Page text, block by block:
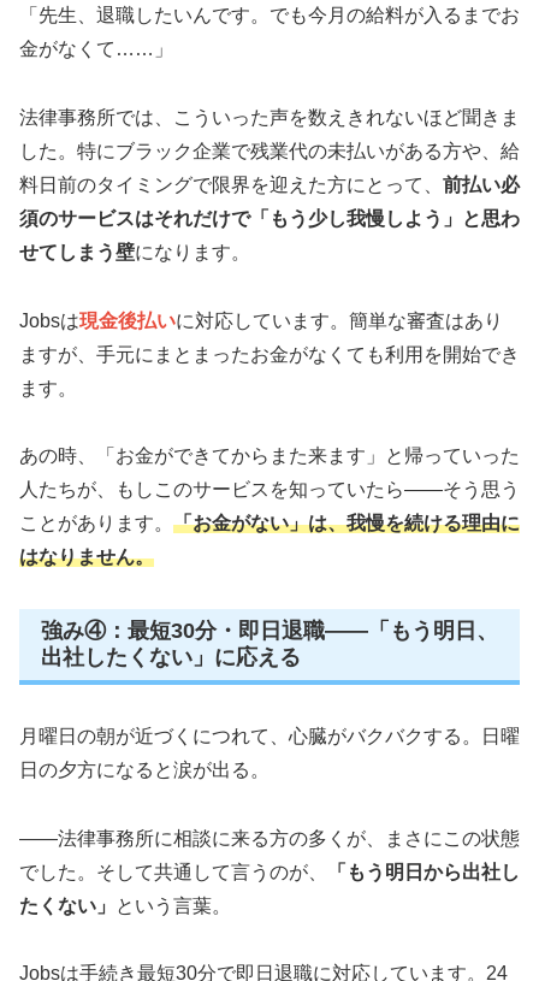
「先生、退職したいんです。でも今月の給料が入るまでお
金がなくて……」
法律事務所では、こういった声を数えきれないほど聞きま
した。特にブラック企業で残業代の未払いがある方や、給
料日前のタイミングで限界を迎えた方にとって、 前払い必
須のサービスはそれだけで「もう少し我慢しよう」と思わ
せてしまう壁になります。
Jobsは現金後払いに対応しています。簡単な審査はあり
ますが、手元にまとまったお金がなくても利用を開始でき
ます。
あの時、「お金ができてからまた来ます」と帰っていった
人たちが、もしこのサービスを知っていたら——そう思う
ことがあります。 「お金がない」は、我慢を続ける理由に
はなりません。
強み④：最短30分・即日退職——「もう明日、
出社したくない」に応える
月曜日の朝が近づくにつれて、心臓がバクバクする。日曜
日の夕方になると涙が出る。
——法律事務所に相談に来る方の多くが、まさにこの状態
でした。そして共通して言うのが、
「もう明日から出社し
たくない」
という言葉。
Jobsは手続き最短30分で即日退職に対応しています。24